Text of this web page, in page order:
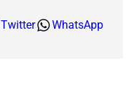
Twitter WhatsApp